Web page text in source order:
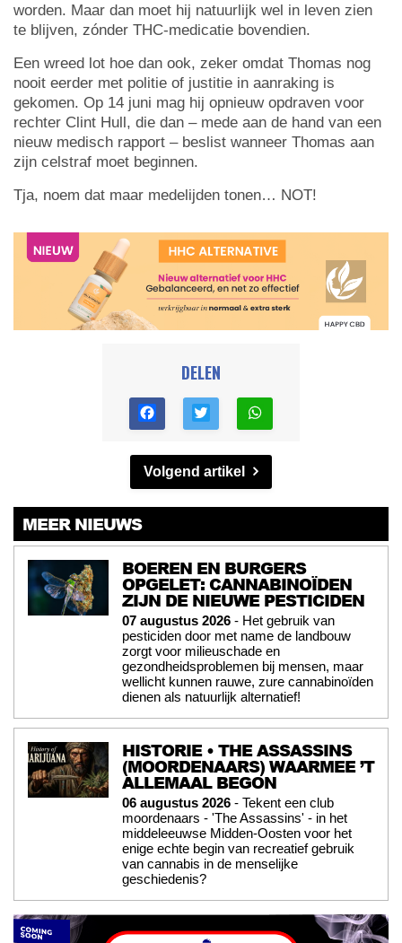
worden. Maar dan moet hij natuurlijk wel in leven zien
te blijven, zónder THC-medicatie bovendien.
Een wreed lot hoe dan ook, zeker omdat Thomas nog
nooit eerder met politie of justitie in aanraking is
gekomen. Op 14 juni mag hij opnieuw opdraven voor
rechter Clint Hull, die dan – mede aan de hand van een
nieuw medisch rapport – beslist wanneer Thomas aan
zijn celstraf moet beginnen.
Tja, noem dat maar medelijden tonen… NOT!
DELEN
Volgend artikel
MEER NIEUWS
BOEREN EN BURGERS
OPGELET: CANNABINOÏDEN
ZIJN DE NIEUWE PESTICIDEN
07 augustus 2026 - Het gebruik van
pesticiden door met name de landbouw
zorgt voor milieuschade en
gezondheidsproblemen bij mensen, maar
wellicht kunnen rauwe, zure cannabinoïden
dienen als natuurlijk alternatief!
HISTORIE • THE ASSASSINS
(MOORDENAARS) WAARMEE ’T
ALLEMAAL BEGON
06 augustus 2026 - Tekent een club
moordenaars - 'The Assassins' - in het
middeleeuwse Midden-Oosten voor het
enige echte begin van recreatief gebruik
van cannabis in de menselijke
geschiedenis?